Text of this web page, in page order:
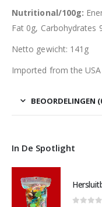
Nutritional/100g:
Fat 0g, Carbohydrates
Netto gewicht: 141g
Imported from the USA
BEOORDELINGEN
In De Spotlight